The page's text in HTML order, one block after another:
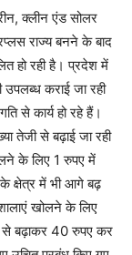
क्लीन एंड सोलर
राज्य बनने के बाद
हो रही है। प्रदेश में
कराई जा रही
से कार्य हो रहे हैं।
तेजी से बढ़ाई जा रही
के लिए 1 रुपए में
क्षेत्र में भी आगे बढ़
खोलने के लिए
से बढ़ाकर 40 रुपए कर